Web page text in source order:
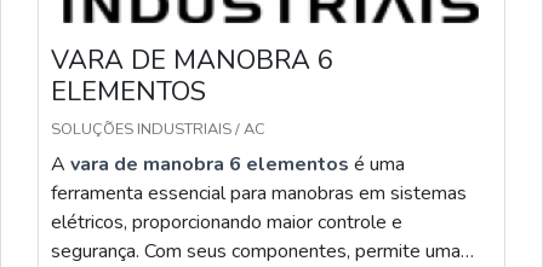
produtos similares, a diferença prática está no ajuste
construção modular facilita reparo no campo e
prolonga vida útil do produto.
Para uso e logística defino procedimentos claros:
transporte com seções recolhido em capa rígida,
inspeção visual antes de cada operação e
armazenamento em local seco. Sigo uma lista de
VARA DE MANOBRA 6
ELEMENTOS
SOLUÇÕES INDUSTRIAIS / AC
A vara de manobra 6 elementos é uma
ferramenta essencial para manobras em sistemas
elétricos, proporcionando maior controle e
segurança. Com seus componentes, permite uma